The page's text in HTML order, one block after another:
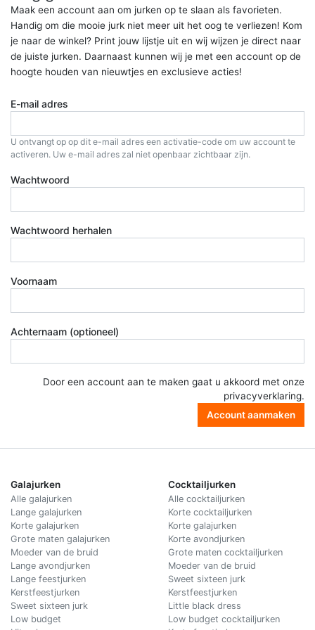
Maak een account aan om jurken op te slaan als favorieten.
Handig om die mooie jurk niet meer uit het oog te verliezen! Kom
je naar de winkel? Print jouw lijstje uit en wij wijzen je direct naar
de juiste jurken. Daarnaast kunnen wij je met een account op de
hoogte houden van nieuwtjes en exclusieve acties!
E-mail adres
U ontvangt op op dit e-mail adres een activatie-code om uw account te
activeren. Uw e-mail adres zal niet openbaar zichtbaar zijn.
Wachtwoord
Wachtwoord herhalen
Voornaam
Achternaam (optioneel)
Door een account aan te maken gaat u akkoord met onze
privacyverklaring.
Account aanmaken
Galajurken
Alle galajurken
Lange galajurken
Korte galajurken
Grote maten galajurken
Moeder van de bruid
Lange avondjurken
Lange feestjurken
Kerstfeestjurken
Sweet sixteen jurk
Low budget
Cocktailjurken
Alle cocktailjurken
Korte cocktailjurken
Korte galajurken
Korte avondjurken
Grote maten cocktailjurken
Moeder van de bruid
Sweet sixteen jurk
Kerstfeestjurken
Little black dress
Low budget cocktailjurken